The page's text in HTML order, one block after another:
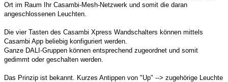
Ort im Raum Ihr Casambi-Mesh-Netzwerk und somit die daran
angeschlossenen Leuchten.
Die vier Tasten des Casambi Xpress Wandschalters können mittels
Casambi App beliebig konfiguriert werden.
Ganze DALI-Gruppen können entsprechend zugeordnet und somit
gedimmt oder geschalten werden.
Das Prinzip ist bekannt. Kurzes Antippen von "Up" --> zugehörige Leuchte